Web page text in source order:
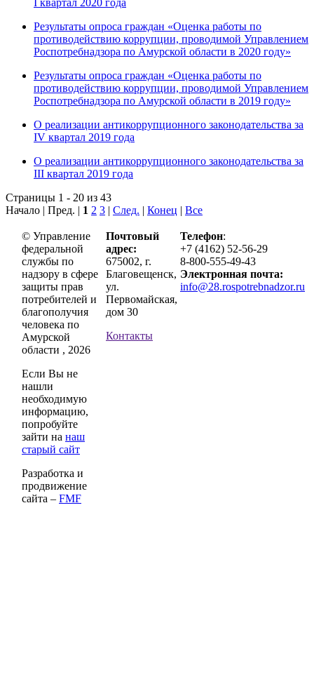
Результаты опроса граждан «Оценка работы по
противодействию коррупции, проводимой Управлением
Роспотребнадзора по Амурской области в 2020 году»
Результаты опроса граждан «Оценка работы по
противодействию коррупции, проводимой Управлением
Роспотребнадзора по Амурской области в 2019 году»
О реализации антикоррупционного законодательства за
IV квартал 2019 года
О реализации антикоррупционного законодательства за
III квартал 2019 года
Страницы 1 - 20 из 43
Начало | Пред. | 1 2 3 | След. | Конец | Все
© Управление
федеральной
службы по
надзору в сфере
защиты прав
потребителей и
благополучия
человека по
Амурской
области , 2026
Если Вы не
нашли
необходимую
информацию,
попробуйте
зайти на наш
старый сайт
Разработка и
продвижение
сайта – FMF
Почтовый
адрес:
675002, г.
Благовещенск,
ул.
Первомайская,
дом 30
Контакты
Телефон:
+7 (4162) 52-56-29
8-800-555-49-43
Электронная почта:
info@28.rospotrebnadzor.ru